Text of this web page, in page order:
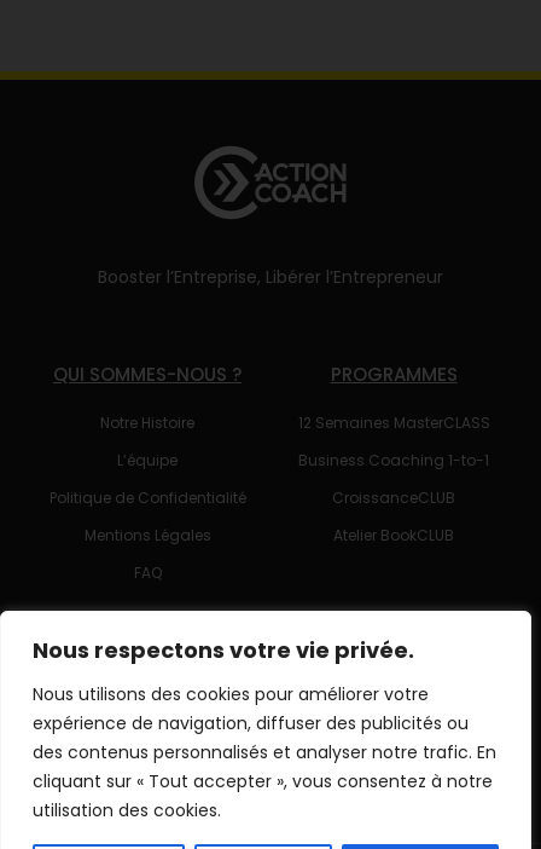
Nous respectons votre vie privée.
Nous utilisons des cookies pour améliorer votre
expérience de navigation, diffuser des publicités ou
des contenus personnalisés et analyser notre trafic. En
cliquant sur « Tout accepter », vous consentez à notre
utilisation des cookies.
Booster l’Entreprise, Libérer l’Entrepreneur
QUI SOMMES-NOUS ?
Notre Histoire
L’équipe
Politique de Confidentialité
Mentions Légales
FAQ
PROGRAMMES
12 Semaines MasterCLASS
Business Coaching 1-to-1
CroissanceCLUB
Atelier BookCLUB
SUIVEZ-NOUS !
Trouvez votre coach